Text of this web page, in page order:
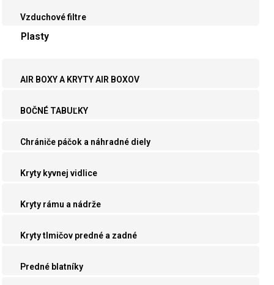
Vzduchové filtre
Plasty
AIR BOXY A KRYTY AIR BOXOV
BOČNÉ TABUĽKY
Chrániče páčok a náhradné diely
Kryty kyvnej vidlice
Kryty rámu a nádrže
Kryty tlmičov predné a zadné
Predné blatníky